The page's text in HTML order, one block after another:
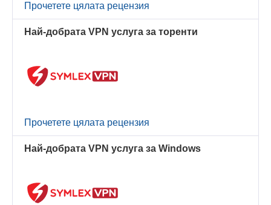
Прочетете цялата рецензия
Най-добрата VPN услуга за торенти
Прочетете цялата рецензия
Най-добрата VPN услуга за Windows